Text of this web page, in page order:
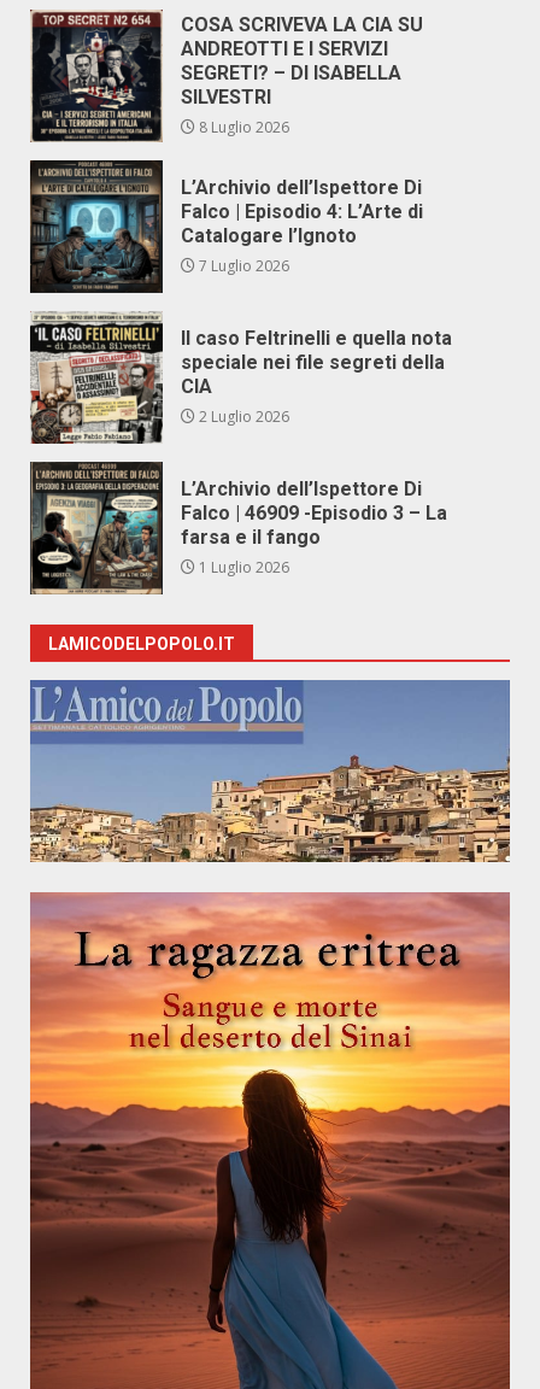
COSA SCRIVEVA LA CIA SU
ANDREOTTI E I SERVIZI
SEGRETI? – DI ISABELLA
SILVESTRI
8 Luglio 2026
L’Archivio dell’Ispettore Di
Falco | Episodio 4: L’Arte di
Catalogare l’Ignoto
7 Luglio 2026
Il caso Feltrinelli e quella nota
speciale nei file segreti della
CIA
2 Luglio 2026
L’Archivio dell’Ispettore Di
Falco | 46909 -Episodio 3 – La
farsa e il fango
1 Luglio 2026
LAMICODELPOPOLO.IT